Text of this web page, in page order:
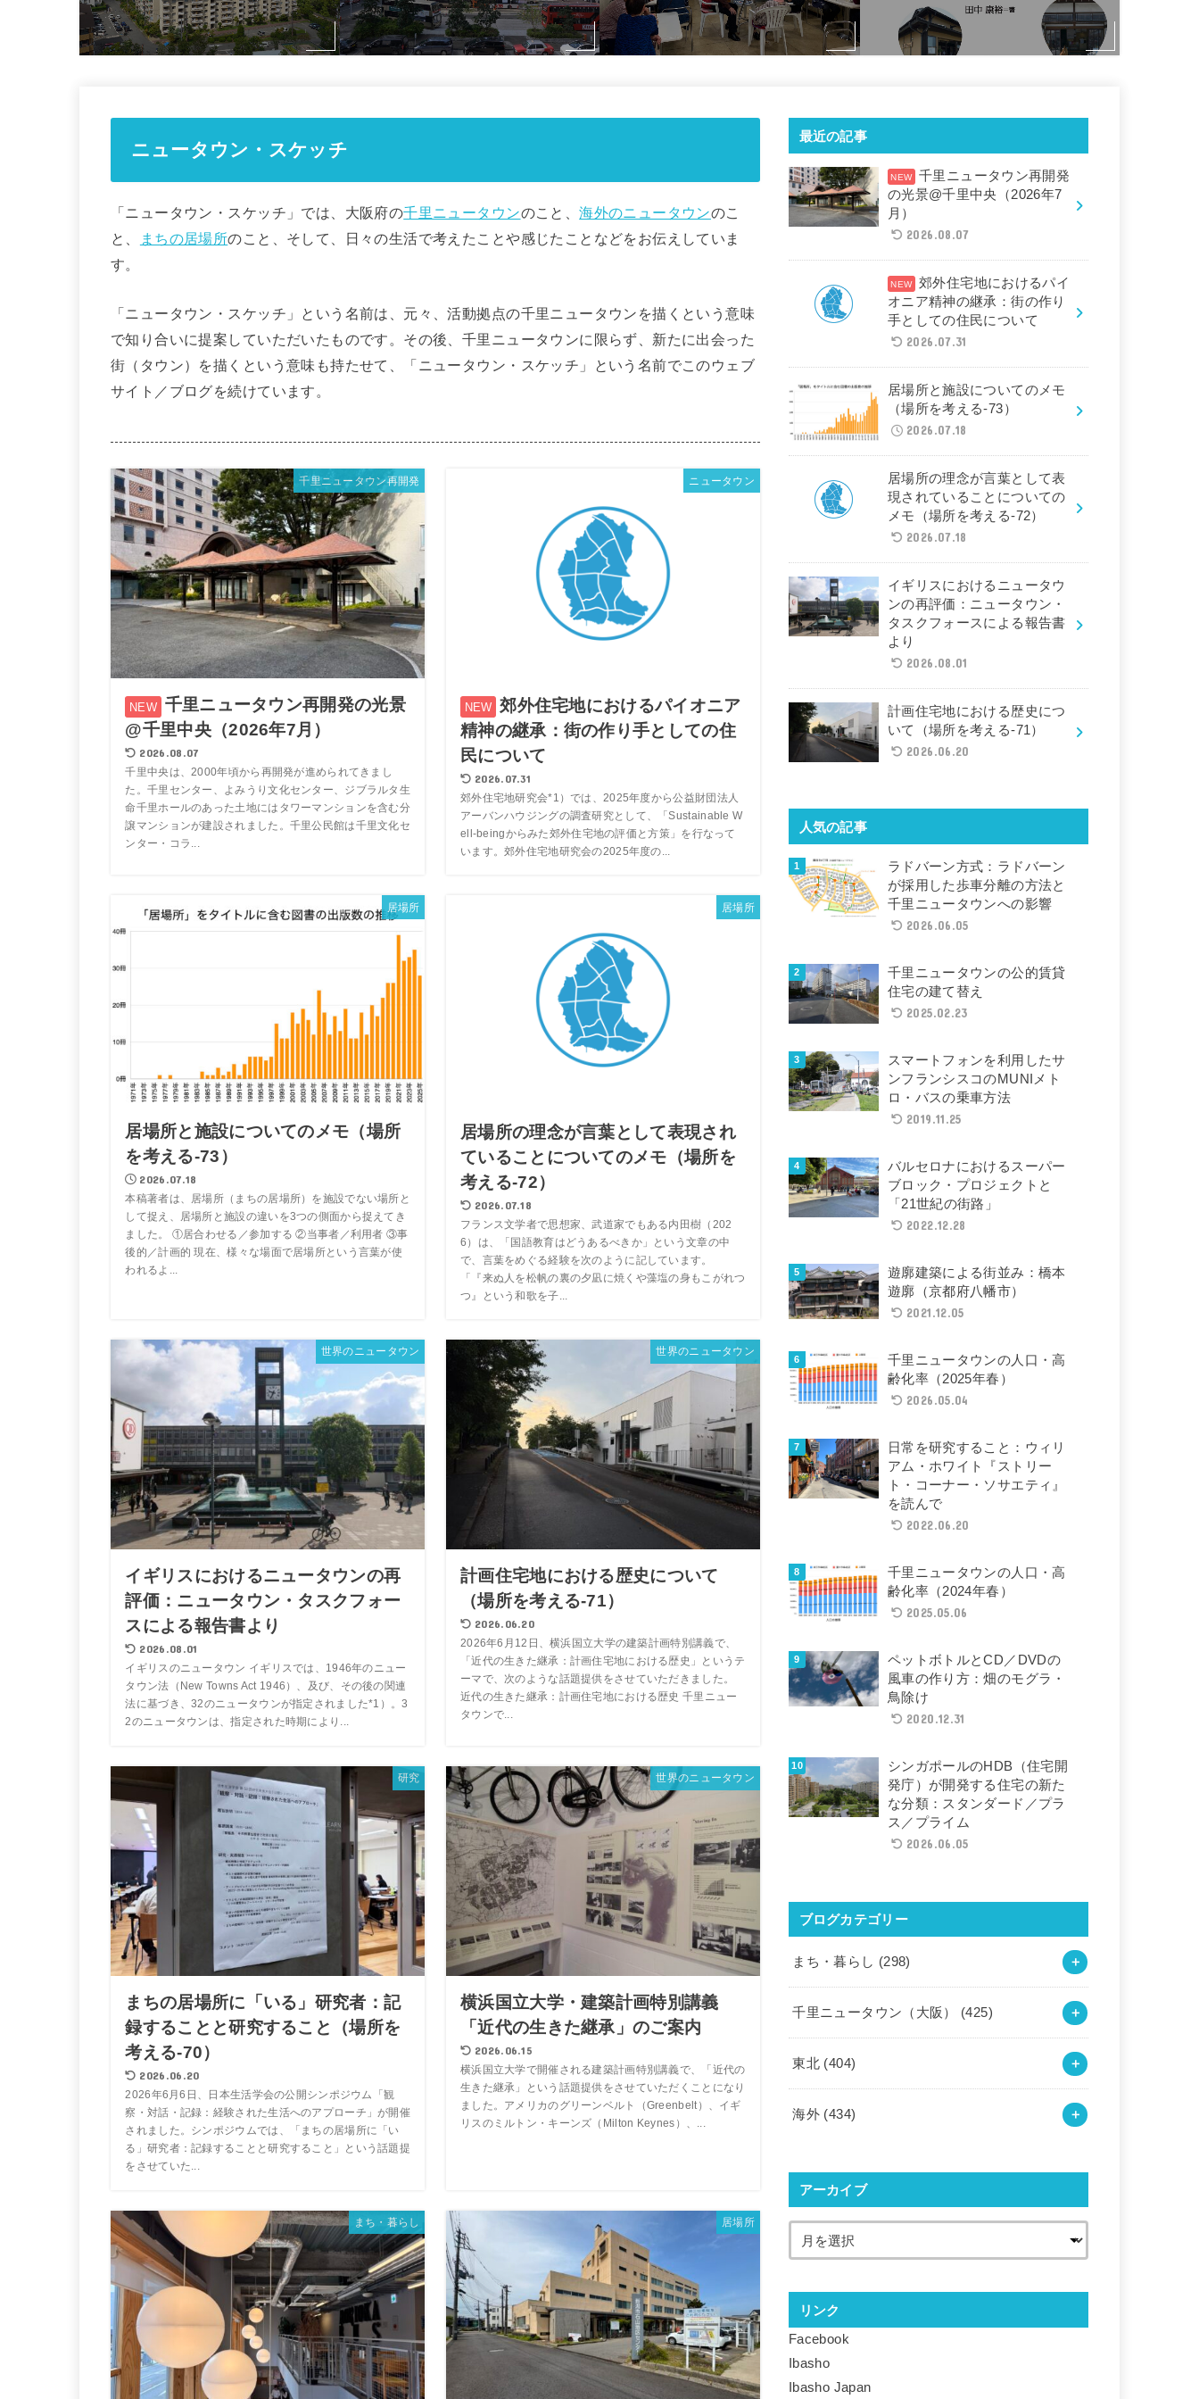
ニュータウン・スケッチ
「ニュータウン・スケッチ」では、大阪府の千里ニュータウンのこと、海外のニュータウンのこ
と、
まちの居場所のこと、そして、日々の生活で考えたことや感じたことなどをお伝えしていま
す。
「ニュータウン・スケッチ」という名前は、元々、活動拠点の千里ニュータウンを描くという意味
で知り合いに提案していただいたものです。その後、千里ニュータウンに限らず、新たに出会った
街（タウン）を描くという意味も持たせて、「ニュータウン・スケッチ」という名前でこのウェブ
サイト／ブログを続けています。
千里ニュータウン再開発
千里ニュータウン再開発の光景
@千里中央（2026年7月）
2026.08.07
千里中央は、2000年頃から再開発が進められてきまし
た。千里センター、よみうり文化センター、ジブラルタ生
命千里ホールのあった土地にはタワーマンションを含む分
譲マンションが建設されました。千里公民館は千里文化セ
ンター・コラ...
ニュータウン
郊外住宅地におけるパイオニア
精神の継承：街の作り手としての住
民について
2026.07.31
郊外住宅地研究会*1）では、2025年度から公益財団法人
アーバンハウジングの調査研究として、「Sustainable W
ell-beingからみた郊外住宅地の評価と方策」を行なって
います。郊外住宅地研究会の2025年度の...
居場所
居場所と施設についてのメモ（場所
を考える-73）
2026.07.18
本稿著者は、居場所（まちの居場所）を施設でない場所と
して捉え、居場所と施設の違いを3つの側面から捉えてき
ました。 ①居合わせる／参加する ②当事者／利用者 ③事
後的／計画的 現在、様々な場面で居場所という言葉が使
われるよ...
居場所
居場所の理念が言葉として表現され
ていることについてのメモ（場所を
考える-72）
2026.07.18
フランス文学者で思想家、武道家でもある内田樹（202
6）は、「国語教育はどうあるべきか」という文章の中
で、言葉をめぐる経験を次のように記しています。
「『来ぬ人を松帆の裏の夕凪に焼くや藻塩の身もこがれつ
つ』という和歌を子...
世界のニュータウン
イギリスにおけるニュータウンの再
評価：ニュータウン・タスクフォー
スによる報告書より
2026.08.01
イギリスのニュータウン イギリスでは、1946年のニュー
タウン法（New Towns Act 1946）、及び、その後の関連
法に基づき、32のニュータウンが指定されました*1）。3
2のニュータウンは、指定された時期により...
世界のニュータウン
計画住宅地における歴史について
（場所を考える-71）
2026.06.20
2026年6月12日、横浜国立大学の建築計画特別講義で、
「近代の生きた継承：計画住宅地における歴史」というテ
ーマで、次のような話題提供をさせていただきました。
近代の生きた継承：計画住宅地における歴史 千里ニュー
タウンで...
研究
まちの居場所に「いる」研究者：記
録することと研究すること（場所を
考える-70）
2026.06.20
2026年6月6日、日本生活学会の公開シンポジウム「観
察・対話・記録：経験された生活へのアプローチ」が開催
されました。シンポジウムでは、「まちの居場所に「い
る」研究者：記録することと研究すること」という話題提
をさせていた...
世界のニュータウン
横浜国立大学・建築計画特別講義
「近代の生きた継承」のご案内
2026.06.15
横浜国立大学で開催される建築計画特別講義で、「近代の
生きた継承」という話題提供をさせていただくことになり
ました。アメリカのグリーンベルト（Greenbelt）、イギ
リスのミルトン・キーンズ（Milton Keynes）、...
まち・暮らし 居場所
最近の記事
千里ニュータウン再開発
の光景@千里中央（2026年7
月）
2026.08.07
郊外住宅地におけるパイ
オニア精神の継承：街の作り
手としての住民について
2026.07.31
居場所と施設についてのメモ
（場所を考える-73）
2026.07.18
居場所の理念が言葉として表
現されていることについての
メモ（場所を考える-72）
2026.07.18
イギリスにおけるニュータウ
ンの再評価：ニュータウン・
タスクフォースによる報告書
より
2026.08.01
計画住宅地における歴史につ
いて（場所を考える-71）
2026.06.20
人気の記事
ラドバーン方式：ラドバーン
が採用した歩車分離の方法と
千里ニュータウンへの影響
2026.06.05
千里ニュータウンの公的賃貸
住宅の建て替え
2025.02.23
スマートフォンを利用したサ
ンフランシスコのMUNIメト
ロ・バスの乗車方法
2019.11.25
バルセロナにおけるスーパー
ブロック・プロジェクトと
「21世紀の街路」
2022.12.28
遊廓建築による街並み：橋本
遊廓（京都府八幡市）
2021.12.05
千里ニュータウンの人口・高
齢化率（2025年春）
2026.05.04
日常を研究すること：ウィリ
アム・ホワイト『ストリー
ト・コーナー・ソサエティ』
を読んで
2022.06.20
千里ニュータウンの人口・高
齢化率（2024年春）
2025.05.06
ペットボトルとCD／DVDの
風車の作り方：畑のモグラ・
鳥除け
2020.12.31
シンガポールのHDB（住宅開
発庁）が開発する住宅の新た
な分類：スタンダード／プラ
ス／プライム
2026.06.05
ブログカテゴリー
まち・暮らし (298)
千里ニュータウン（大阪） (425)
東北 (404)
海外 (434)
アーカイブ
リンク
Facebook
Ibasho
Ibasho Japan